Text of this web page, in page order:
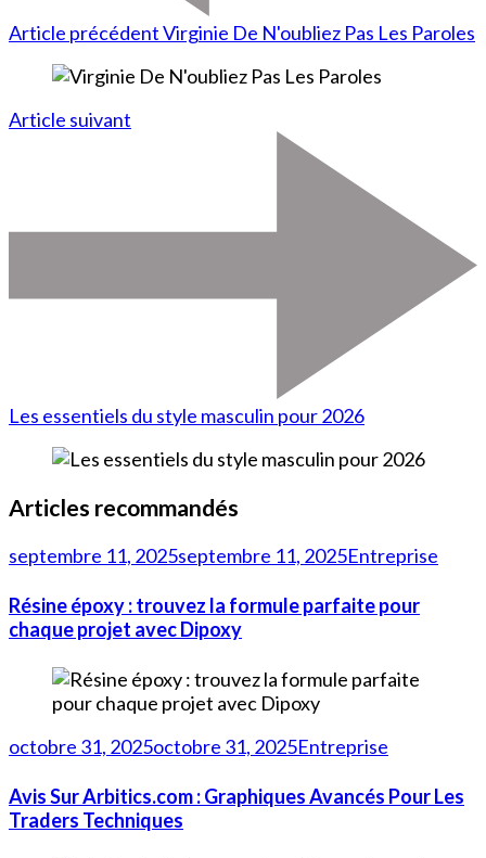
Article précédentVirginie De N'oubliez Pas Les Paroles
Article suivant
Les essentiels du style masculin pour 2026
Articles recommandés
septembre 11, 2025septembre 11, 2025Entreprise
Résine époxy : trouvez la formule parfaite pour
chaque projet avec Dipoxy
octobre 31, 2025octobre 31, 2025Entreprise
Avis Sur Arbitics.com : Graphiques Avancés Pour Les
Traders Techniques